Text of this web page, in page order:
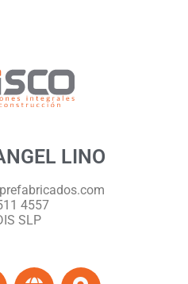
LINO
4557
SLP